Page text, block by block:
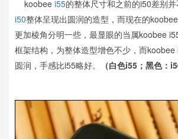
koobee i55的整体尺寸和之前的i50差别
i50整体呈现出圆润的造型，而现在的
更加棱角分明一些，最显眼的当属koobee
框架结构，为整体造型增色不少，而
圆润，手感比i55略好。
（白色i55；黑色：